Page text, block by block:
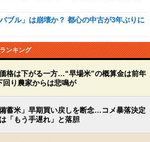
ブル」は崩壊か？ 都心の中古が3年ぶりに
ンキング
格は下がる一方…“早場米”の概算金は前年
回り農家からは悲鳴が
蓄米」早期買い戻しを断念…コメ暴落決定
「もう手遅れ」と落胆